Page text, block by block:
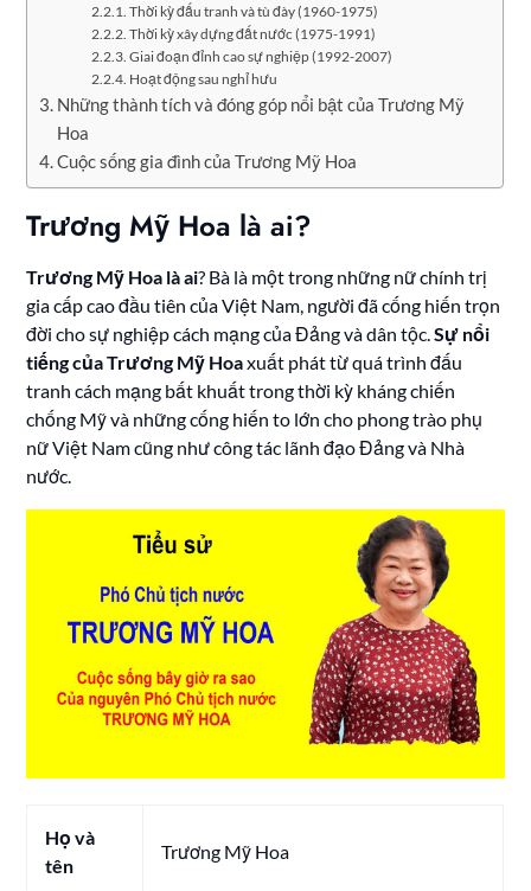
Thời kỳ đấu tranh và tù đày (1960-1975)
Thời kỳ xây dựng đất nước (1975-1991)
Giai đoạn đỉnh cao sự nghiệp (1992-2007)
Hoạt động sau nghỉ hưu
Những thành tích và đóng góp nổi bật của Trương Mỹ
Hoa
Cuộc sống gia đình của Trương Mỹ Hoa
Trương Mỹ Hoa là ai?
Trương Mỹ Hoa là ai? Bà là một trong những nữ chính trị
gia cấp cao đầu tiên của Việt Nam, người đã cống hiến trọn
đời cho sự nghiệp cách mạng của Đảng và dân tộc.Sự nổi
tiếng của Trương Mỹ Hoaxuất phát từ quá trình đấu
tranh cách mạng bất khuất trong thời kỳ kháng chiến
chống Mỹ và những cống hiến to lớn cho phong trào phụ
nữ Việt Nam cũng như công tác lãnh đạo Đảng và Nhà
nước.
Họ và
tên
Trương Mỹ Hoa